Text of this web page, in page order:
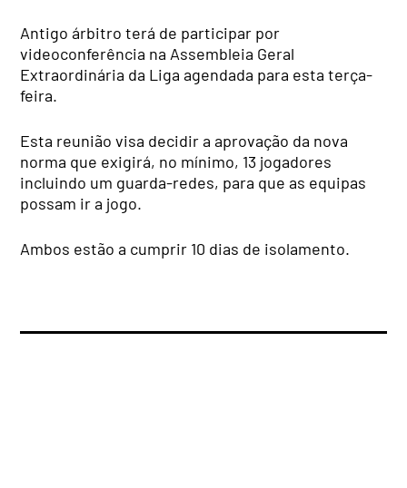
Antigo árbitro terá de participar por
videoconferência na Assembleia Geral
Extraordinária da Liga agendada para esta terça-
feira.
Esta reunião visa decidir a aprovação da nova
norma que exigirá, no mínimo, 13 jogadores
incluindo um guarda-redes, para que as equipas
possam ir a jogo.
Ambos estão a cumprir 10 dias de isolamento.